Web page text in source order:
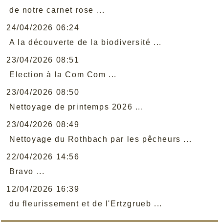
de notre carnet rose ...
24/04/2026 06:24
A la découverte de la biodiversité ...
23/04/2026 08:51
Election à la Com Com ...
23/04/2026 08:50
Nettoyage de printemps 2026 ...
23/04/2026 08:49
Nettoyage du Rothbach par les pêcheurs ...
22/04/2026 14:56
Bravo ...
12/04/2026 16:39
du fleurissement et de l'Ertzgrueb ...